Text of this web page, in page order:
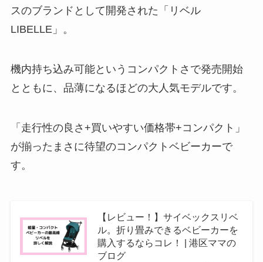
スのブランドとして開発された「リベル
LIBELLE」。
機内持ち込み可能というコンパクトさで発売開始
とともに、品薄になるほどの大人気モデルです。
「走行性の良さ+買いやすい価格帯+コンパクト」
が揃ったまさに待望のコンパクトベビーカーで
す。
【レビュー！】サイベックスリベ
ル。折り畳みできるベビーカーを
購入するならコレ！ | 港区ママの
ブログ